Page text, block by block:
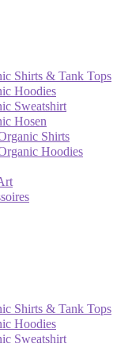
Shirts & Tank Tops
Hoodies
Sweatshirt
Hosen
Shirts
Hoodies
Shirts & Tank Tops
Hoodies
Sweatshirt